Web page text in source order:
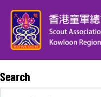
Search